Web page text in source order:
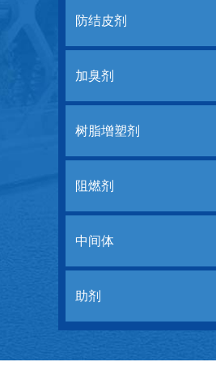
防结皮剂
加臭剂
树脂增塑剂
阻燃剂
中间体
助剂